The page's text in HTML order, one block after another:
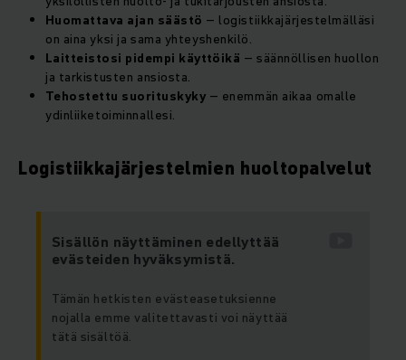
Huomattava ajan säästö – logistiikkajärjestelmälläsi
on aina yksi ja sama yhteyshenkilö.
Laitteistosi pidempi käyttöikä – säännöllisen huollon
ja tarkistusten ansiosta.
Tehostettu suorituskyky – enemmän aikaa omalle
ydinliiketoiminnallesi.
Logistiikkajärjestelmien huoltopalvelut
Sisällön näyttäminen edellyttää
evästeiden hyväksymistä.
Tämän hetkisten evästeasetuksienne
nojalla emme valitettavasti voi näyttää
tätä sisältöä.